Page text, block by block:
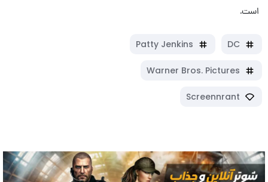
است.
DC
Patty Jenkins
Warner Bros. Pictures
Screennrant